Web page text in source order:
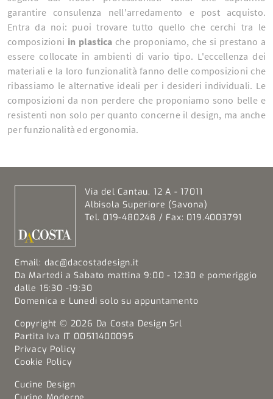
garantire consulenza nell'arredamento e post acquisto.
Entra da noi: puoi trovare tutto quello che cerchi tra le
composizioni in plastica che proponiamo, che si prestano a
essere collocate in ambienti di vario tipo. L'eccellenza dei
materiali e la loro funzionalità fanno delle composizioni che
ribassiamo le alternative ideali per i desideri individuali. Le
composizioni da non perdere che proponiamo sono belle e
resistenti non solo per quanto concerne il design, ma anche
per funzionalità ed ergonomia.
Via del Cantau, 12 A - 17011
Albisola Superiore (Savona)
Tel. 019-480248 / Fax: 019.4003791
Email: dac@dacostadesign.it
Da Martedi a Sabato mattina 9:00 - 12:30 e pomeriggio
dalle 15:30 -19:30
Domenica e Lunedi solo su appuntamento
Copyright © 2026 Da Costa Design Srl
Partita Iva IT 00511400095
Privacy Policy
Cookie Policy
Cucine Design